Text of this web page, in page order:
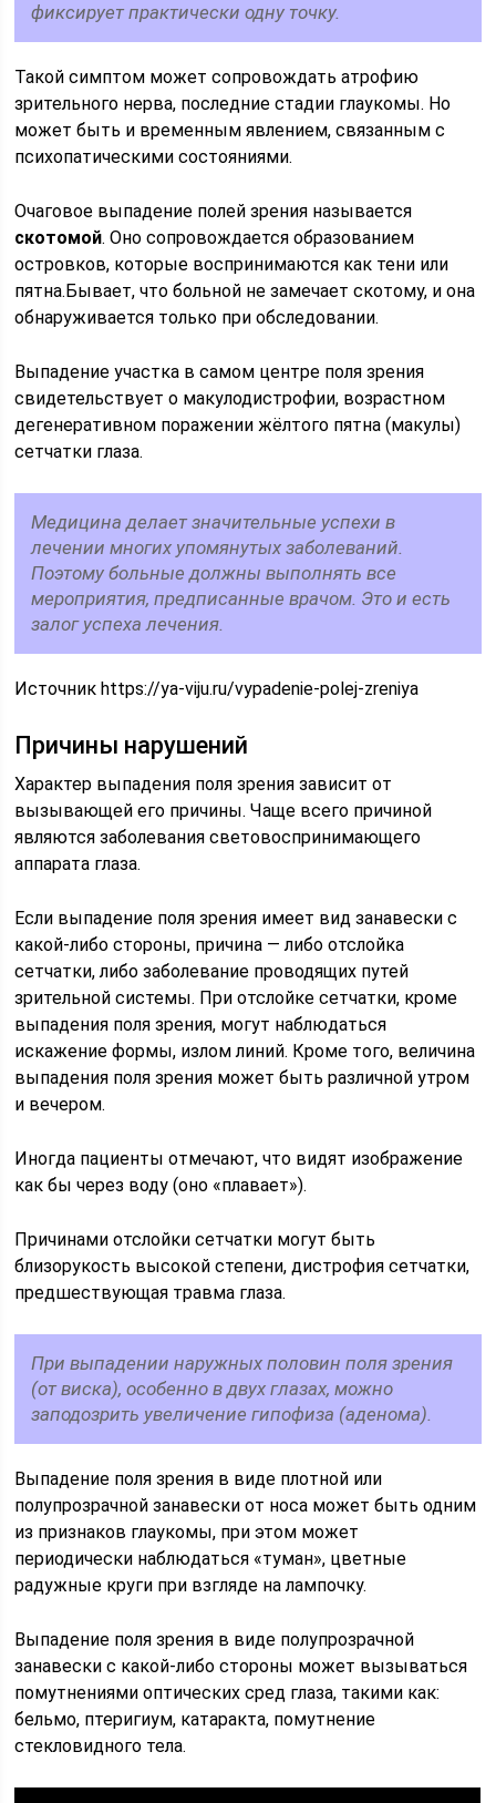
фиксирует практически одну точку.
Такой симптом может сопровождать атрофию
зрительного нерва, последние стадии глаукомы. Но
может быть и временным явлением, связанным с
психопатическими состояниями.
Очаговое выпадение полей зрения называется
скотомой. Оно сопровождается образованием
островков, которые воспринимаются как тени или
пятна.Бывает, что больной не замечает скотому, и она
обнаруживается только при обследовании.
Выпадение участка в самом центре поля зрения
свидетельствует о макулодистрофии, возрастном
дегенеративном поражении жёлтого пятна (макулы)
сетчатки глаза.
Медицина делает значительные успехи в
лечении многих упомянутых заболеваний.
Поэтому больные должны выполнять все
мероприятия, предписанные врачом. Это и есть
залог успеха лечения.
Источник https://ya-viju.ru/vypadenie-polej-zreniya
Причины нарушений
Характер выпадения поля зрения зависит от
вызывающей его причины. Чаще всего причиной
являются заболевания световоспринимающего
аппарата глаза.
Если выпадение поля зрения имеет вид занавески с
какой-либо стороны, причина — либо отслойка
сетчатки, либо заболевание проводящих путей
зрительной системы. При отслойке сетчатки, кроме
выпадения поля зрения, могут наблюдаться
искажение формы, излом линий. Кроме того, величина
выпадения поля зрения может быть различной утром
и вечером.
Иногда пациенты отмечают, что видят изображение
как бы через воду (оно «плавает»).
Причинами отслойки сетчатки могут быть
близорукость высокой степени, дистрофия сетчатки,
предшествующая травма глаза.
При выпадении наружных половин поля зрения
(от виска), особенно в двух глазах, можно
заподозрить увеличение гипофиза (аденома).
Выпадение поля зрения в виде плотной или
полупрозрачной занавески от носа может быть одним
из признаков глаукомы, при этом может
периодически наблюдаться «туман», цветные
радужные круги при взгляде на лампочку.
Выпадение поля зрения в виде полупрозрачной
занавески с какой-либо стороны может вызываться
помутнениями оптических сред глаза, такими как:
бельмо, птеригиум, катаракта, помутнение
стекловидного тела.